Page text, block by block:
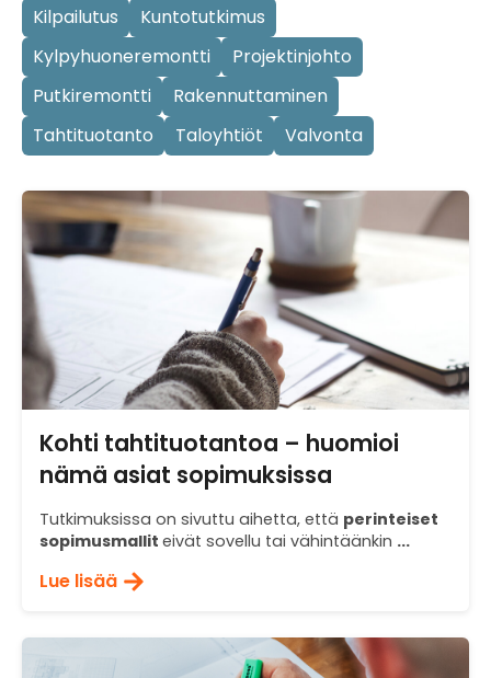
Kilpailutus
Kuntotutkimus
Kylpyhuoneremontti
Projektinjohto
Putkiremontti
Rakennuttaminen
Tahtituotanto
Taloyhtiöt Valvonta
Kohti tahtituotantoa – huomioi
nämä asiat sopimuksissa
Tutkimuksissa on sivuttu aihetta, että perinteiset
sopimusmallit eivät sovellu tai vähintäänkin ...
Lue lisää